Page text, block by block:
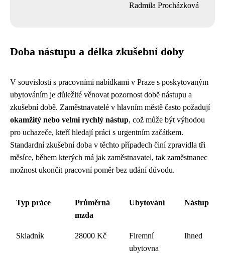
Radmila Procházková
Doba nástupu a délka zkušební doby
V souvislosti s pracovními nabídkami v Praze s poskytovaným
ubytováním je důležité věnovat pozornost době nástupu a
zkušební době. Zaměstnavatelé v hlavním městě často požadují
okamžitý nebo velmi rychlý nástup, což může být výhodou
pro uchazeče, kteří hledají práci s urgentním začátkem.
Standardní zkušební doba v těchto případech činí zpravidla tři
měsíce, během kterých má jak zaměstnavatel, tak zaměstnanec
možnost ukončit pracovní poměr bez udání důvodu.
Typ práce
Průměrná
mzda
Ubytování Nástup
Skladník 28000 Kč
Firemní
ubytovna
Ihned